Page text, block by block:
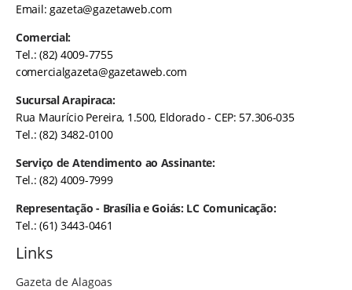
Email:gazeta@gazetaweb.com
Comercial:
Tel.: (82) 4009-7755
comercialgazeta@gazetaweb.com
Sucursal Arapiraca:
Rua Maurício Pereira, 1.500, Eldorado - CEP: 57.306-035
Tel.: (82) 3482-0100
Serviço de Atendimento ao Assinante:
Tel.: (82) 4009-7999
Representação - Brasília e Goiás: LC Comunicação:
Tel.: (61) 3443-0461
Links
Gazeta de Alagoas